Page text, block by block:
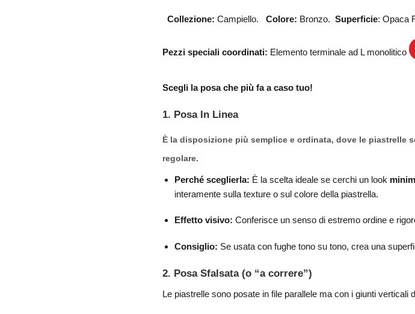
Collezione: Campiello.Colore: Bronzo.Superficie: Opaca
Pezzi speciali coordinati: Elemento terminale ad L monolitico
Scegli la posa che più fa a caso tuo!
1. Posa In Linea
È la disposizione più semplice e ordinata, dove le piastrelle
regolare.
Perché sceglierla: È la scelta ideale se cerchi un look
interamente sulla texture o sul colore della piastrella.
Effetto visivo: Conferisce un senso di estremo ordine e
Consiglio: Se usata con fughe tono su tono, crea una
2. Posa Sfalsata (o “a correre”)
Le piastrelle sono posate in file parallele ma con i giunti